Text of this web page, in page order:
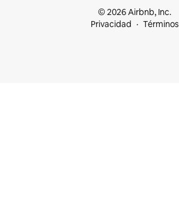
© 2026 Airbnb, Inc.
Privacidad
Términos